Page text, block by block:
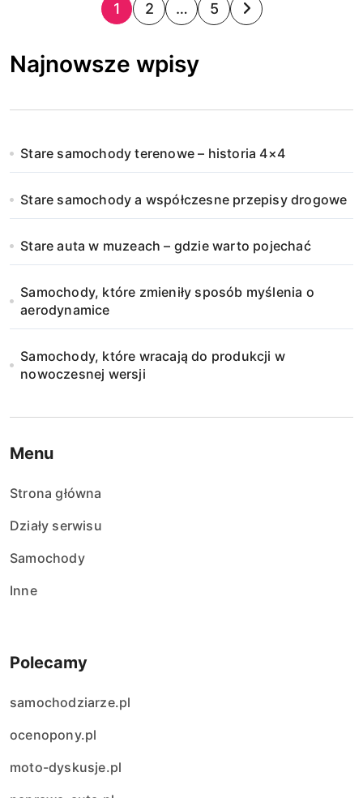
S
r
o
n
i
c
o
w
a
i
i
s
1 2 … 5
Najnowsze wpisy
Stare samochody terenowe – historia 4×4
Stare samochody a współczesne przepisy drogowe
Stare auta w muzeach – gdzie warto pojechać
Samochody, które zmieniły sposób myślenia o
aerodynamice
Samochody, które wracają do produkcji w
nowoczesnej wersji
Menu
Strona główna
Działy serwisu
Samochody
Inne
Polecamy
samochodziarze.pl
ocenopony.pl
moto-dyskusje.pl